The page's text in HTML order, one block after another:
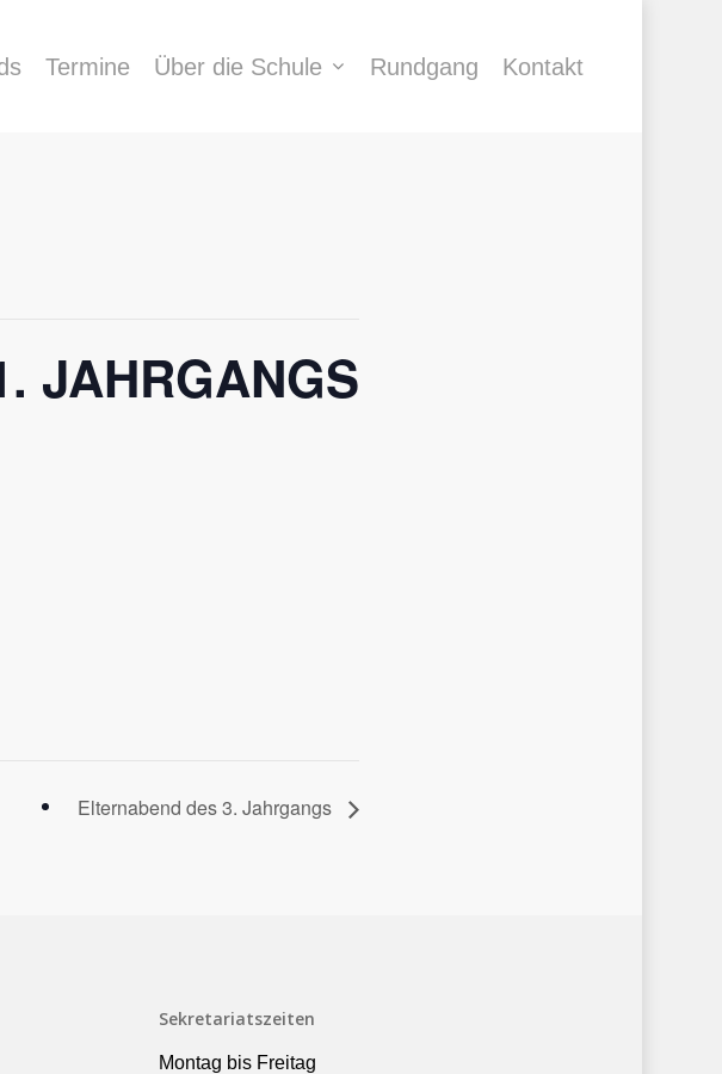
Termine Über die Schule Rundgang Kontakt
JAHRGANGS
Elternabend des 3. Jahrgangs
Sekretariatszeiten
Montag bis Freitag